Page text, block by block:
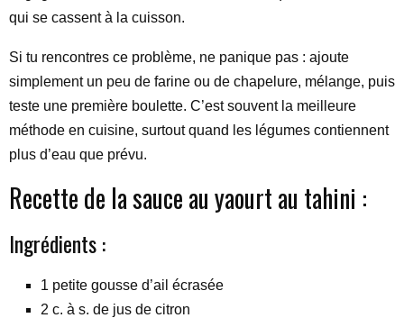
qui se cassent à la cuisson.
Si tu rencontres ce problème, ne panique pas : ajoute
simplement un peu de farine ou de chapelure, mélange, puis
teste une première boulette. C’est souvent la meilleure
méthode en cuisine, surtout quand les légumes contiennent
plus d’eau que prévu.
Recette de la sauce au yaourt au tahini :
Ingrédients :
1 petite gousse d’ail écrasée
2 c. à s. de jus de citron